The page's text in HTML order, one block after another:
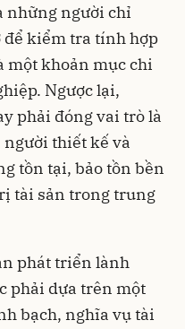
những người chỉ
để kiểm tra tính hợp
một khoản mục chi
Ngược lại,
phải đóng vai trò là
người thiết kế và
tồn tại, bảo tồn bền
tài sản trong trung
phát triển lành
phải dựa trên một
bạch, nghĩa vụ tài